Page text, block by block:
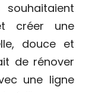
créer une
douce et
de rénover
une ligne